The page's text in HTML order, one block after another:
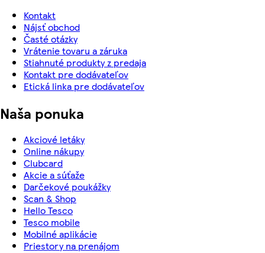
Kontakt
Nájsť obchod
Časté otázky
Vrátenie tovaru a záruka
Stiahnuté produkty z predaja
Kontakt pre dodávateľov
Etická linka pre dodávateľov
Naša ponuka
Akciové letáky
Online nákupy
Clubcard
Akcie a súťaže
Darčekové poukážky
Scan & Shop
Hello Tesco
Tesco mobile
Mobilné aplikácie
Priestory na prenájom